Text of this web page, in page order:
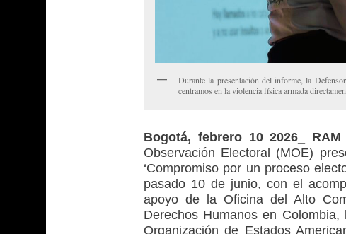
Durante la presentación del informe, la
centramos en la violencia física armada
Bogotá, febrero 10 2026_ RAM
Observación Electoral (MOE)
‘Compromiso por un proceso
pasado 10 de junio, con el
apoyo de la Oficina del Alto
Derechos Humanos en
Organización de Estados